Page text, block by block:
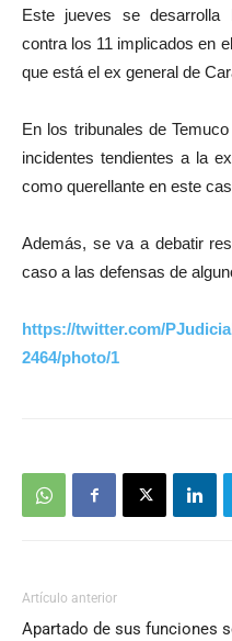
Este jueves se desarrolla
contra los 11 implicados en
que está el ex general de
En los tribunales de
incidentes tendientes a la
como querellante en este
Además, se va a debatir
caso a las defensas de
https://twitter.com/
2464/photo/1
Artículo anterior
Apartado de sus funciones